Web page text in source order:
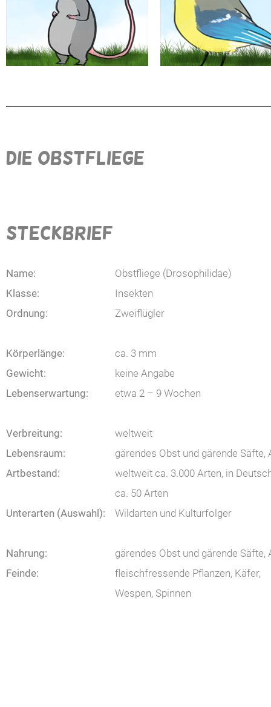
DIE OBSTFLIEGE
STECKBRIEF
Name:
Obstfliege (Drosophilidae)
Klasse:
Insekten
Ordnung:
Zweiflügler
Körperlänge:
ca. 3 mm
Gewicht:
keine Angabe
Lebenserwartung:
etwa 2 – 9 Wochen
Verbreitung:
weltweit
Lebensraum:
gärendes Obst und gärende Säfte,
Artbestand:
weltweit ca. 3.000 Arten, in
ca. 50 Arten
Unterarten (Auswahl):
Wildarten und Kulturfolger
Nahrung:
gärendes Obst und gärende Säfte,
Feinde:
fleischfressende Pflanzen, Käfer,
Wespen, Spinnen